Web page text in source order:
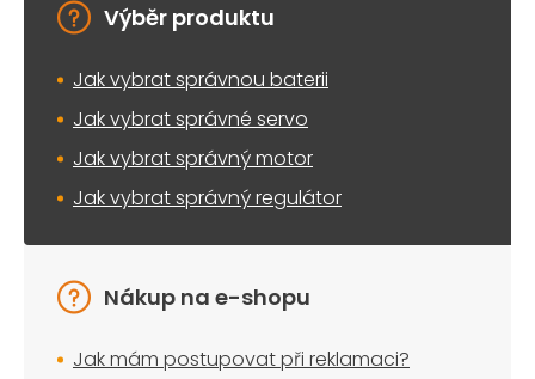
Výběr produktu
Jak vybrat správnou baterii
Jak vybrat správné servo
Jak vybrat správný motor
Jak vybrat správný regulátor
Nákup na e-shopu
Jak mám postupovat při reklamaci?